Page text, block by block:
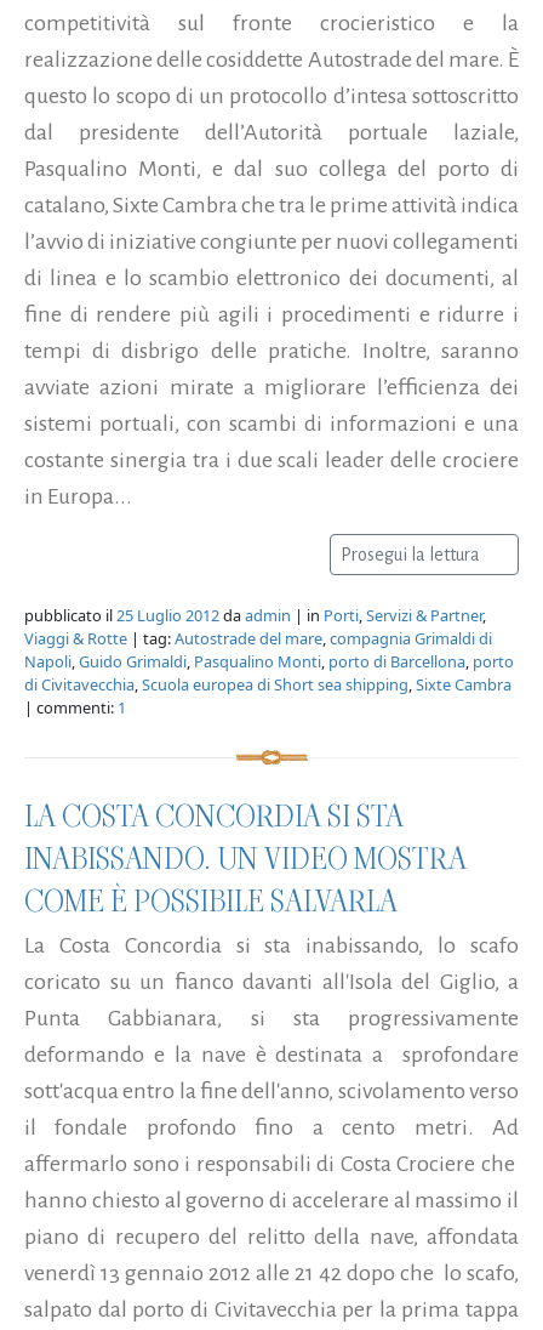
competitività sul fronte crocieristico e la
realizzazione delle cosiddette Autostrade del mare. È
questo lo scopo di un protocollo d’intesa sottoscritto
dal presidente dell’Autorità portuale laziale,
Pasqualino Monti, e dal suo collega del porto di
catalano, Sixte Cambra che tra le prime attività indica
l’avvio di iniziative congiunte per nuovi collegamenti
di linea e lo scambio elettronico dei documenti, al
fine di rendere più agili i procedimenti e ridurre i
tempi di disbrigo delle pratiche. Inoltre, saranno
avviate azioni mirate a migliorare l’efficienza dei
sistemi portuali, con scambi di informazioni e una
costante sinergia tra i due scali leader delle crociere
in Europa...
Prosegui la lettura
pubblicato il25 Luglio 2012daadmin | in Porti,Servizi & Partner,
Viaggi & Rotte | tag:Autostrade del mare,compagnia Grimaldi di
Napoli,Guido Grimaldi, Pasqualino Monti, porto di Barcellona, porto
di Civitavecchia,Scuola europea di Short sea shipping,Sixte Cambra
| commenti: 1
LA COSTA CONCORDIA SI STA
INABISSANDO. UN VIDEO MOSTRA
COME È POSSIBILE SALVARLA
La Costa Concordia si sta inabissando, lo scafo
coricato su un fianco davanti all'Isola del Giglio, a
Punta Gabbianara, si sta progressivamente
deformando e la nave è destinata a sprofondare
sott'acqua entro la fine dell'anno, scivolamento verso
il fondale profondo fino a cento metri. Ad
affermarlo sono i responsabili di Costa Crociere che
hanno chiesto al governo di accelerare al massimo il
piano di recupero del relitto della nave, affondata
venerdì 13 gennaio 2012 alle 21 42 dopo che lo scafo,
salpato dal porto di Civitavecchia per la prima tappa